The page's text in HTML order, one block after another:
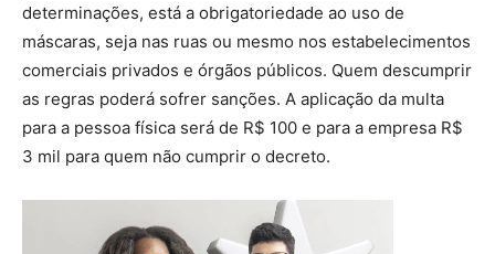
determinações, está a obrigatoriedade ao uso de
máscaras, seja nas ruas ou mesmo nos estabelecimentos
comerciais privados e órgãos públicos. Quem descumprir
as regras poderá sofrer sanções. A aplicação da multa
para a pessoa física será de R$ 100 e para a empresa R$
3 mil para quem não cumprir o decreto.